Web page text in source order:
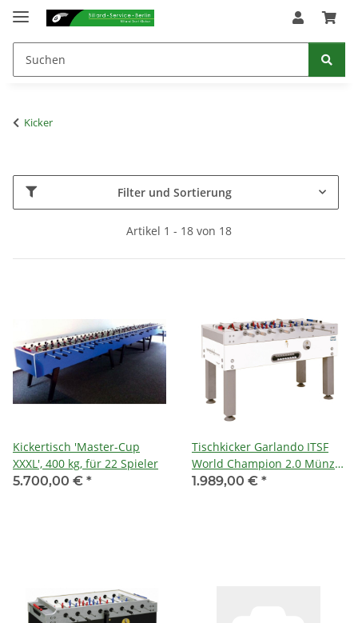
Kicker
Filter und Sortierung
Artikel 1 - 18 von 18
Kickertisch 'Master-Cup
XXXL', 400 kg, für 22 Spieler
5.700,00 € *
Tischkicker Garlando ITSF
World Champion 2.0 Münz
1,- #1
1.989,00 € *